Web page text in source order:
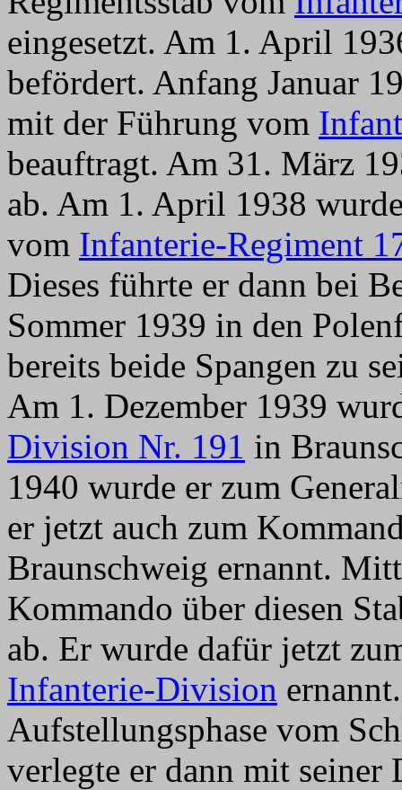
eingesetzt. Am 1. April
befördert. Anfang Januar
mit der Führung vom
beauftragt. Am 31. März
ab. Am 1. April 1938
vom Infanterie-Regiment
Dieses führte er dann bei
Sommer 1939 in den
bereits beide Spangen zu
Am 1. Dezember 1939
Division Nr. 191 in
1940 wurde er zum
er jetzt auch zum
Braunschweig ernannt.
Kommando über diesen
ab. Er wurde dafür jetzt
Infanterie-Division
Aufstellungsphase vom
verlegte er dann mit seiner